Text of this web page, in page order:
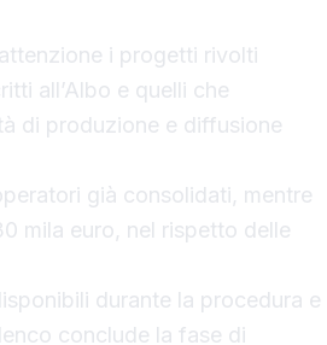
i progetti rivolti
all’Albo e quelli che
di produzione e diffusione
già consolidati, mentre
mila euro, nel rispetto delle
durante la procedura e
conclude la fase di